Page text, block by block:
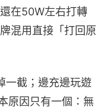
在50W左右打轉
混用直接「打回原
一截；邊充邊玩遊
原因只有一個：無